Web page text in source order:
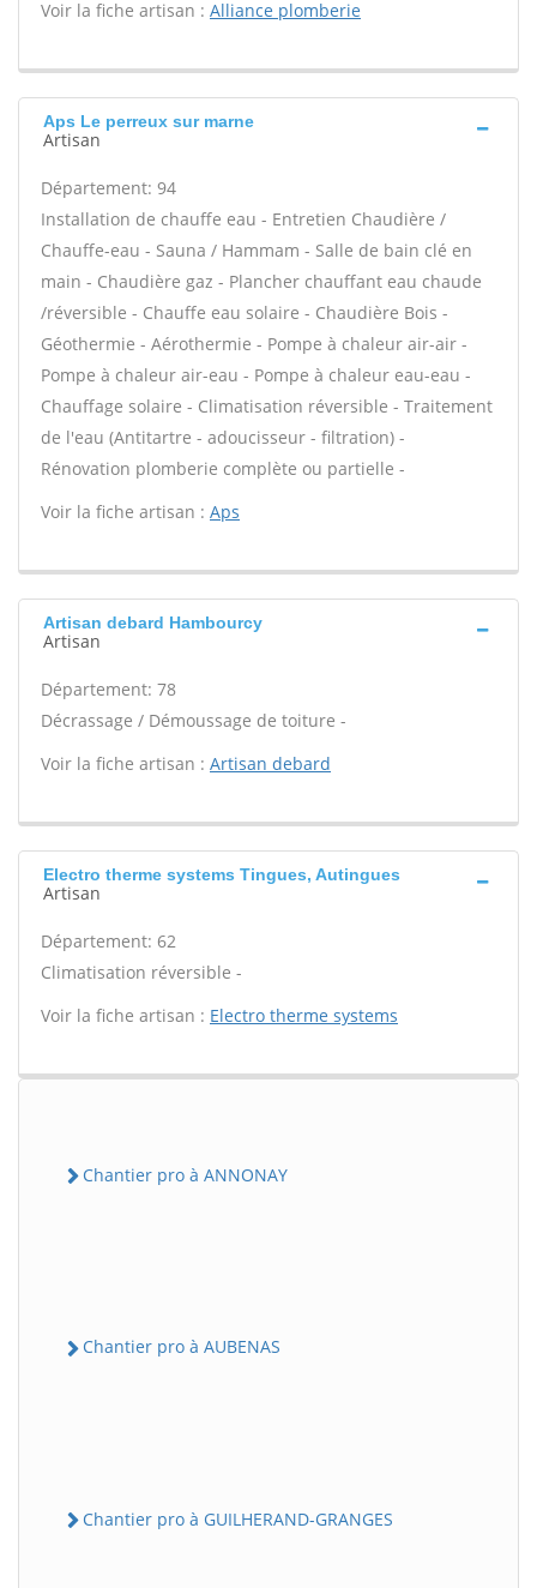
Voir la fiche artisan : Alliance plomberie
Aps Le perreux sur marne
Artisan
Département: 94
Installation de chauffe eau - Entretien Chaudière /
Chauffe-eau - Sauna / Hammam - Salle de bain clé en
main - Chaudière gaz - Plancher chauffant eau chaude
/réversible - Chauffe eau solaire - Chaudière Bois -
Géothermie - Aérothermie - Pompe à chaleur air-air -
Pompe à chaleur air-eau - Pompe à chaleur eau-eau -
Chauffage solaire - Climatisation réversible - Traitement
de l'eau (Antitartre - adoucisseur - filtration) -
Rénovation plomberie complète ou partielle -
Voir la fiche artisan : Aps
Artisan debard Hambourcy
Artisan
Département: 78
Décrassage / Démoussage de toiture -
Voir la fiche artisan : Artisan debard
Electro therme systems Tingues, Autingues
Artisan
Département: 62
Climatisation réversible -
Voir la fiche artisan : Electro therme systems
Chantier pro à ANNONAY
Chantier pro à AUBENAS
Chantier pro à GUILHERAND-GRANGES